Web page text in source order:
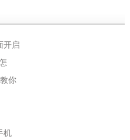
开启
你
机